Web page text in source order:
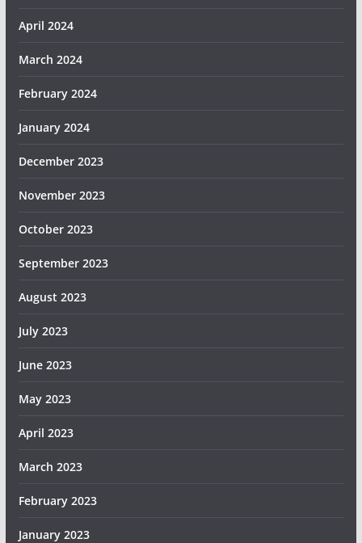
April 2024
March 2024
February 2024
January 2024
December 2023
November 2023
October 2023
September 2023
August 2023
July 2023
June 2023
May 2023
April 2023
March 2023
February 2023
January 2023